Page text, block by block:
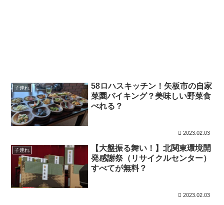
子連れ
58ロハスキッチン！矢板市の自家
菜園バイキング？美味しい野菜食
べれる？
2023.02.03
子連れ
【大盤振る舞い！】北関東環境開
発感謝祭（リサイクルセンター）
すべてが無料？
2023.02.03